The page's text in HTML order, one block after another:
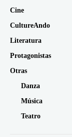
Cine
CultureAndo
Literatura
Protagonistas
Otras
Danza
Música
Teatro